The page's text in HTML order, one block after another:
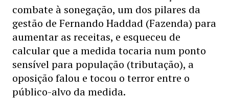
combate à sonegação, um dos pilares da
gestão de Fernando Haddad (Fazenda) para
aumentar as receitas, e esqueceu de
calcular que a medida tocaria num ponto
sensível para população (tributação), a
oposição falou e tocou o terror entre o
público-alvo da medida.